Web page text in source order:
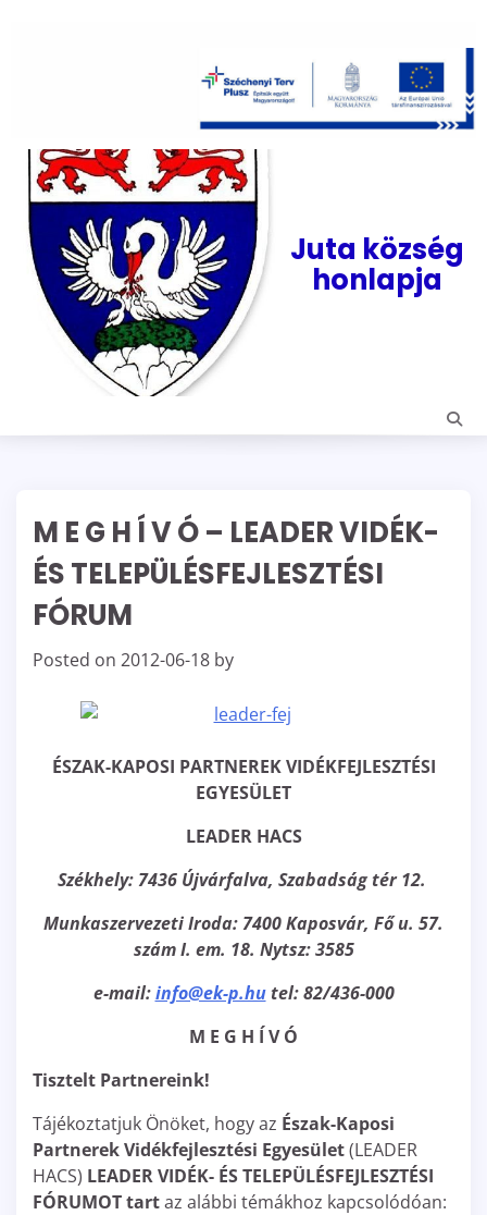
content
Juta község
honlapja
M E G H Í V Ó – LEADER VIDÉK-
ÉS TELEPÜLÉSFEJLESZTÉSI
FÓRUM
Posted on 2012-06-18 by
ÉSZAK-KAPOSI PARTNEREK VIDÉKFEJLESZTÉSI
EGYESÜLET
LEADER HACS
Székhely: 7436 Újvárfalva, Szabadság tér 12.
Munkaszervezeti Iroda: 7400 Kaposvár, Fő u. 57.
szám I. em. 18. Nytsz: 3585
e-mail:info@ek-p.hutel: 82/436-000
M E G H Í V Ó
Tisztelt Partnereink!
Tájékoztatjuk Önöket, hogy az Észak-Kaposi
Partnerek Vidékfejlesztési Egyesület(LEADER
HACS) LEADER VIDÉK- ÉS TELEPÜLÉSFEJLESZTÉSI
FÓRUMOT tartaz alábbi témákhoz kapcsolódóan: